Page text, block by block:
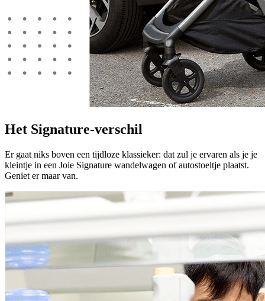
Het Signature-verschil
Er gaat niks boven een tijdloze klassieker: dat zul je ervaren als je je
kleintje in een Joie Signature wandelwagen of autostoeltje plaatst.
Geniet er maar van.